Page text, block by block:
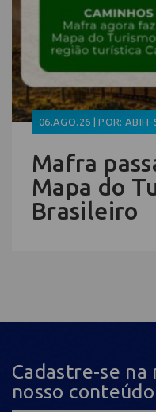
06.AGO.26 | POR: ABIH-
Mafra
Mapa do
Brasileiro
Cadastre-se
nosso